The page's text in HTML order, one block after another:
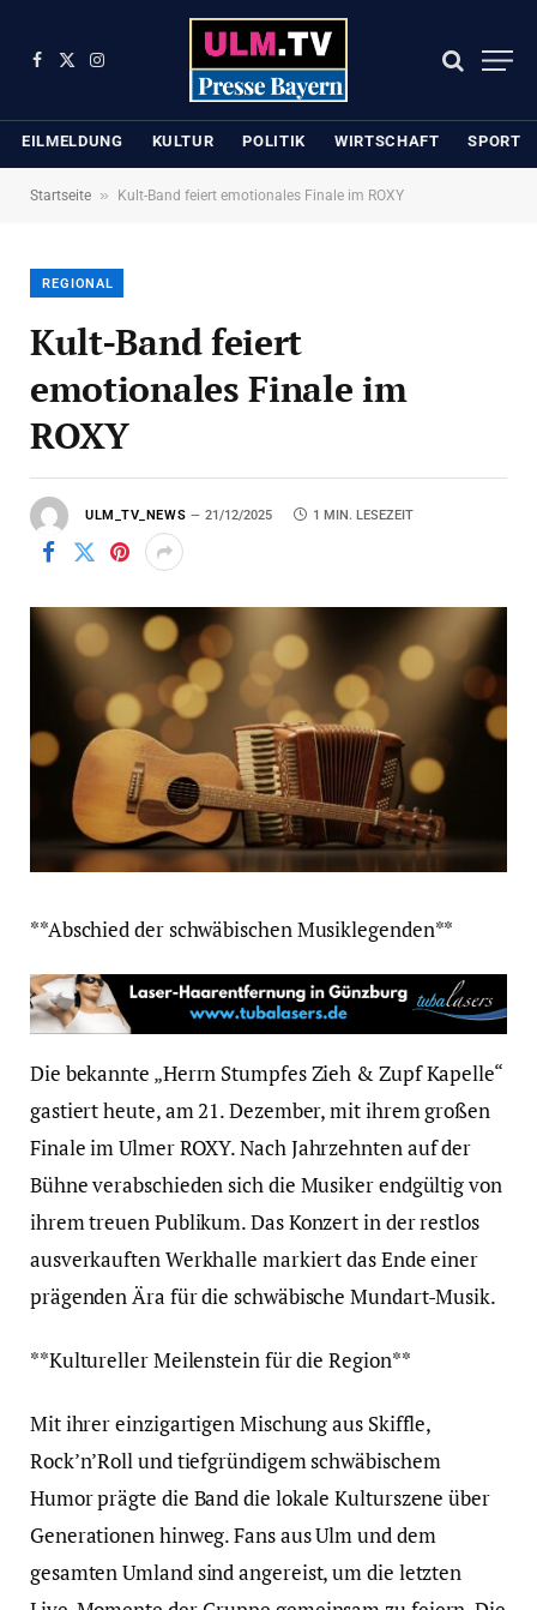
Facebook
X
Instagram
EILMELDUNG KULTUR POLITIK WIRTSCHAFT SPORT
Startseite » Kult-Band feiert emotionales Finale im ROXY
REGIONAL
Kult-Band feiert
emotionales Finale im
ROXY
ULM_TV_NEWS 21/12/2025 1 MIN. LESEZEIT
**Abschied der schwäbischen Musiklegenden**
Die bekannte „Herrn Stumpfes Zieh & Zupf Kapelle“
gastiert heute, am 21. Dezember, mit ihrem großen
Finale im Ulmer ROXY. Nach Jahrzehnten auf der
Bühne verabschieden sich die Musiker endgültig von
ihrem treuen Publikum. Das Konzert in der restlos
ausverkauften Werkhalle markiert das Ende einer
prägenden Ära für die schwäbische Mundart-Musik.
**Kultureller Meilenstein für die Region**
Mit ihrer einzigartigen Mischung aus Skiffle,
Rock’n’Roll und tiefgründigem schwäbischem
Humor prägte die Band die lokale Kulturszene über
Generationen hinweg. Fans aus Ulm und dem
gesamten Umland sind angereist, um die letzten